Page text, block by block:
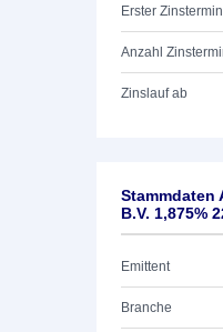
Erster Zinstermin
Anzahl
Zinslauf ab
Stammdaten
B.V. 1,875%
Emittent
Branche